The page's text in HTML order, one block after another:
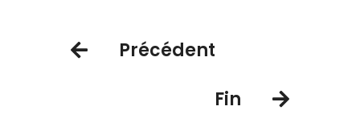
Précédent
Fin